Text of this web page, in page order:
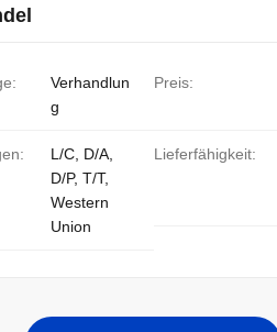
Verhandlun
g
Preis:
L/C, D/A,
D/P, T/T,
Western
Union
Lieferfähigkeit: